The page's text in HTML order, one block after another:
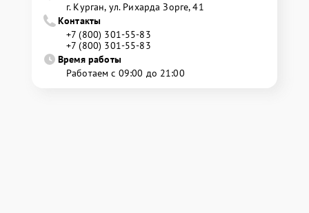
г. Курган, ул. Рихарда Зорге, 41
Контакты
+7 (800) 301-55-83
+7 (800) 301-55-83
Время работы
Работаем с 09:00 до 21:00